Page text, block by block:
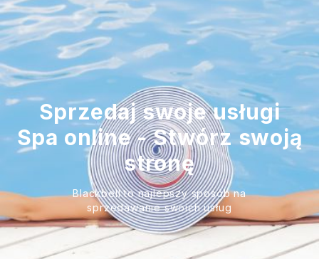
Sprzedaj swoje usługi
Spa online - Stwórz swoją
stronę
Blackbell to najlepszy sposób na
sprzedawanie swoich usług